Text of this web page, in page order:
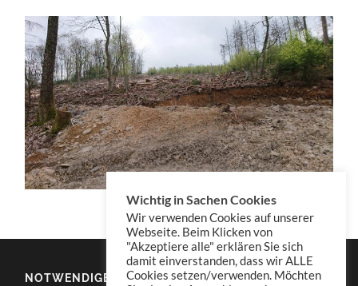
Kahlschlag
NOTWENDIGES
Wichtig in Sachen Cookies
Wir verwenden Cookies auf unserer
Webseite. Beim Klicken von
"Akzeptiere alle" erklären Sie sich
damit einverstanden, dass wir ALLE
Cookies setzen/verwenden. Möchten